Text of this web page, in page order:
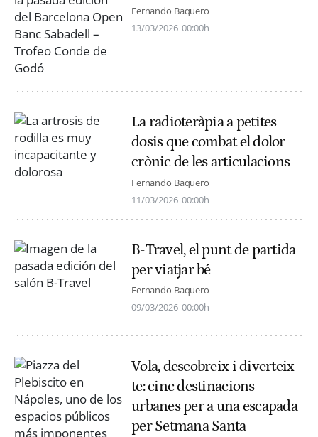
Fernando Baquero
13/03/2026 00:00h
La radioteràpia a petites
dosis que combat el dolor
crònic de les articulacions
Fernando Baquero
11/03/2026 00:00h
B-Travel, el punt de partida
per viatjar bé
Fernando Baquero
09/03/2026 00:00h
Vola, descobreix i diverteix-
te: cinc destinacions
urbanes per a una escapada
per Setmana Santa